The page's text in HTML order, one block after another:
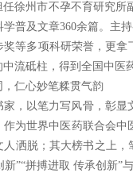
徐州市不孕不育研究所
学普及文章360余篇。主
奖等多项科研荣誉，更
流砥柱，得到全国中
仁心妙笔糅贯气韵
，以笔力写风骨，彰
为世界中医药联合会
洒脱；其大榜书之上
新”“拼搏进取 传承创新”